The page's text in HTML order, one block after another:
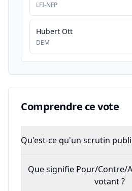
LFI-NFP
Hubert Ott
DEM
Comprendre ce vote
Qu'est-ce qu'un scrutin
Que signifie Pour/Contre/
votant ?